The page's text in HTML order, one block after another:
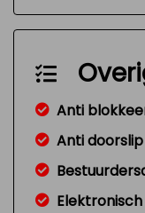
Anti
Anti